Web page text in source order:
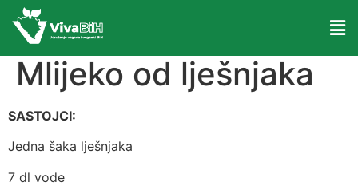
Mlijeko od lješnjaka
SASTOJCI:
Jedna šaka lješnjaka
7 dl vode